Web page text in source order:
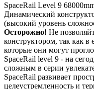
SpaceRail Level 9
Динамический
(высокий уровень
Осторожно! Не
конструктором, так как в
которые они могут
SpaceRail level 9 - на
сложным в серии
SpaceRail развивает
целеустремленность и